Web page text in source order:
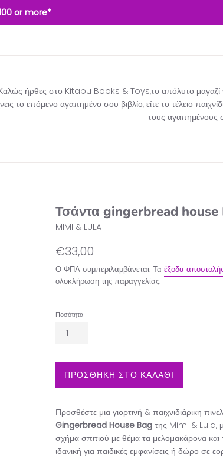
or more*
ήρθες στο Kitabu Books & Toys,το απόλυτο μαγαζί
το επόμενο αγαπημένο σου βιβλίο, είτε το τέλειο
τους αγαπημένους
Τσάντα gingerbread
MIMI & LULA
Κανονική
€33,00
Ο ΦΠΑ συμπεριλαμβάνεται. Τα έξοδα
ολοκλήρωση της παραγγελίας.
Ποσότητα
ΠΡΟΣΘΗΚΗ ΣΤΟ ΚΑΛΑΘΙ
Προσθέστε μια γιορτινή & παιχνιδιάρικη
Gingerbread House Bag της Mimi & Lula,
σχήμα σπιτιού με θέμα τα μελομακάρονα
ιδανική για παιδικές εμφανίσεις ή δώρο σε